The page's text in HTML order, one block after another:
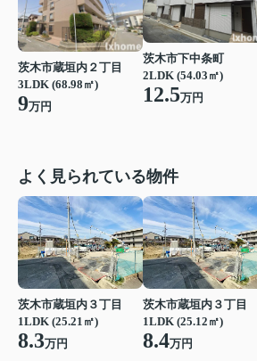
茨木市蔵垣内２丁目
3LDK (68.98㎡)
9万円
茨木市下中条町
2LDK (54.03㎡)
12.5万円
よく見られている物件
茨木市蔵垣内３丁目
1LDK (25.21㎡)
8.3万円
茨木市蔵垣内３丁目
1LDK (25.12㎡)
8.4万円